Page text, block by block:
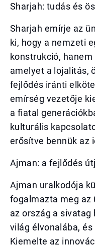
Sharjah: tudás és
Sharjah emírje az
ki, hogy a nemzeti
konstrukció,
amelyet a lojalitás,
fejlődés iránti
emírség vezetője
a fiatal
kulturális
erősítve bennük az
Ajman: a fejlődés
Ajman uralkodója
fogalmazta meg az
az ország a
világ élvonalába,
Kiemelte az